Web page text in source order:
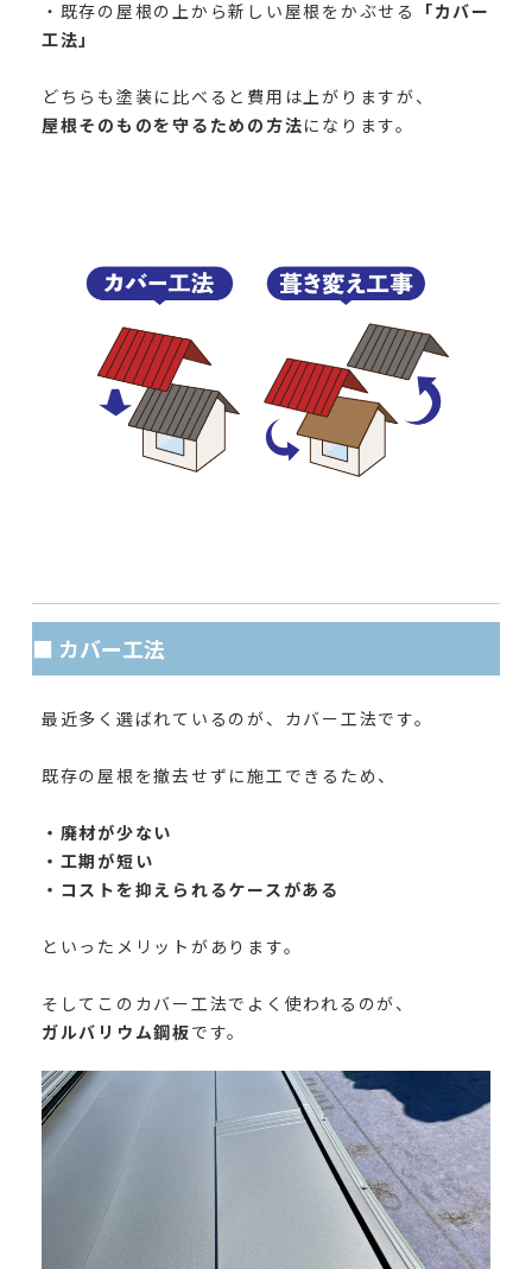
・既存の屋根の上から新しい屋根をかぶせる
「カバー
工法」
どちらも塗装に比べると費用は上がりますが、
屋根そのものを守るための方法になります。
■ カバー工法
最近多く選ばれているのが、カバー工法です。
既存の屋根を撤去せずに施工できるため、
・廃材が少ない
・工期が短い
・コストを抑えられるケースがある
といったメリットがあります。
そしてこのカバー工法でよく使われるのが、
ガルバリウム鋼板です。